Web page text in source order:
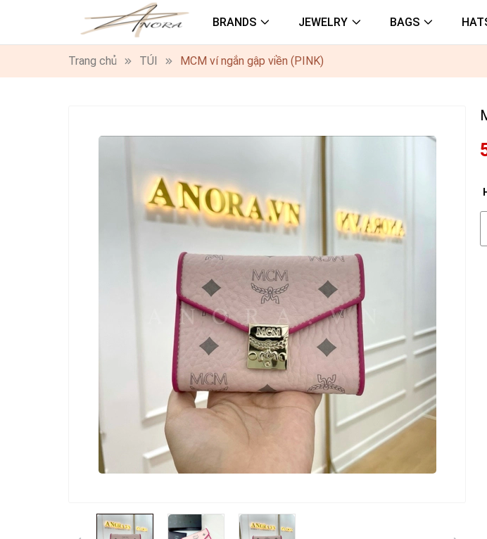
BRANDS JEWELRY BAGS
Trang chủ TÚI MCM ví ngắn gập viền (PINK)